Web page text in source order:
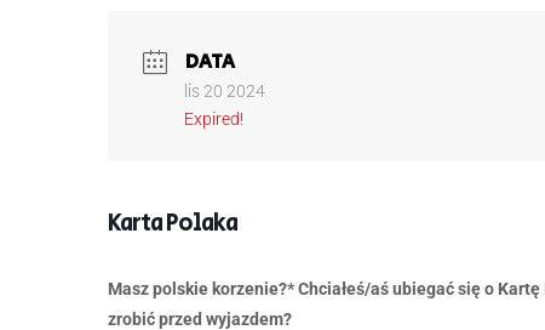
DATA
lis 20 2024
Expired!
Karta Polaka
Masz polskie korzenie?* Chciałeś/aś ubiegać się o
zrobić przed wyjazdem?